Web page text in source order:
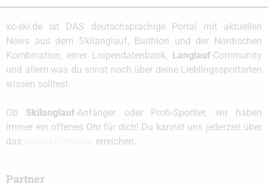
xc-ski.de ist DAS deutschsprachige Portal mit aktuellen
News aus dem Skilanglauf, Biathlon und der Nordischen
Kombination, einer Loipendatenbank,
Langlauf-Community
und allem was du sonst noch über deine Lieblingssportarten
wissen solltest.
Ob Skilanglauf-Anfänger oder Profi-Sportler, wir haben
immer ein offenes Ohr für dich! Du kannst uns jederzeit über
das
erreichen.
Partner